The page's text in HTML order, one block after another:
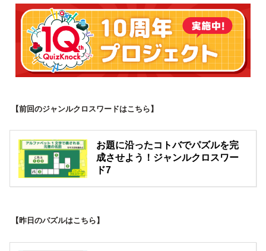
【前回のジャンルクロスワードはこちら】
お題に沿ったコトバでパズルを完
成させよう！ジャンルクロスワー
ド7
【昨日のパズルはこちら】